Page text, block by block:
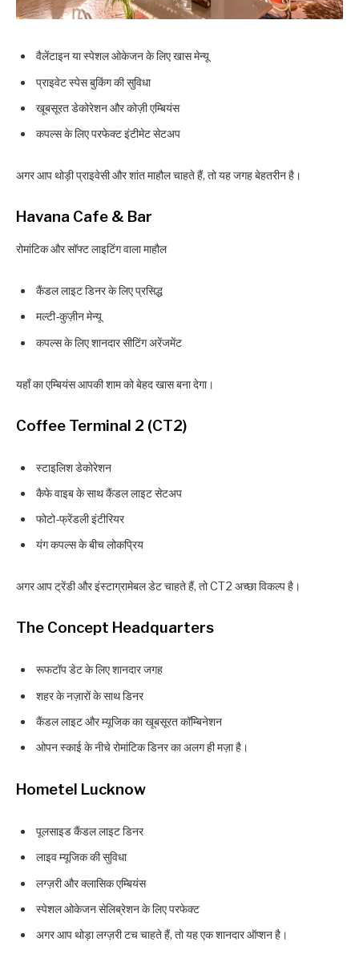
वैलेंटाइन या स्पेशल ओकेजन के लिए खास मेन्यू
प्राइवेट स्पेस बुकिंग की सुविधा
खूबसूरत डेकोरेशन और कोज़ी एम्बियंस
कपल्स के लिए परफेक्ट इंटीमेट सेटअप
अगर आप थोड़ी प्राइवेसी और शांत माहौल चाहते हैं, तो यह जगह बेहतरीन है।
Havana Cafe & Bar
रोमांटिक और सॉफ्ट लाइटिंग वाला माहौल
कैंडल लाइट डिनर के लिए प्रसिद्ध
मल्टी-कुज़ीन मेन्यू
कपल्स के लिए शानदार सीटिंग अरेंजमेंट
यहाँ का एम्बियंस आपकी शाम को बेहद खास बना देगा।
Coffee Terminal 2 (CT2)
स्टाइलिश डेकोरेशन
कैफे वाइब के साथ कैंडल लाइट सेटअप
फोटो-फ्रेंडली इंटीरियर
यंग कपल्स के बीच लोकप्रिय
अगर आप ट्रेंडी और इंस्टाग्रामेबल डेट चाहते हैं, तो CT2 अच्छा विकल्प है।
The Concept Headquarters
रूफटॉप डेट के लिए शानदार जगह
शहर के नज़ारों के साथ डिनर
कैंडल लाइट और म्यूजिक का खूबसूरत कॉम्बिनेशन
ओपन स्काई के नीचे रोमांटिक डिनर का अलग ही मज़ा है।
Hometel Lucknow
पूलसाइड कैंडल लाइट डिनर
लाइव म्यूजिक की सुविधा
लग्ज़री और क्लासिक एम्बियंस
स्पेशल ओकेजन सेलिब्रेशन के लिए परफेक्ट
अगर आप थोड़ा लग्ज़री टच चाहते हैं, तो यह एक शानदार ऑप्शन है।